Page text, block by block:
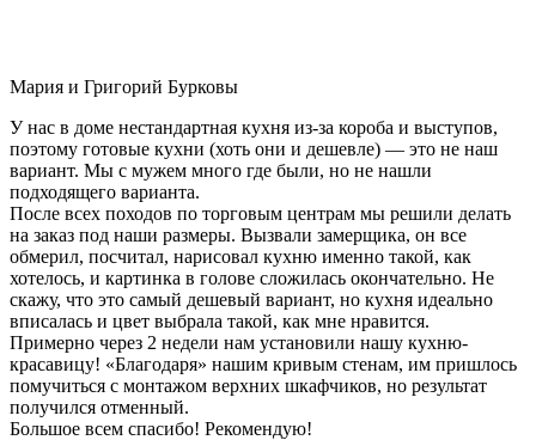
Мария и Григорий Бурковы
У нас в доме нестандартная кухня из-за короба и выступов,
поэтому готовые кухни (хоть они и дешевле) — это не наш
вариант. Мы с мужем много где были, но не нашли
подходящего варианта.
После всех походов по торговым центрам мы решили делать
на заказ под наши размеры. Вызвали замерщика, он все
обмерил, посчитал, нарисовал кухню именно такой, как
хотелось, и картинка в голове сложилась окончательно. Не
скажу, что это самый дешевый вариант, но кухня идеально
вписалась и цвет выбрала такой, как мне нравится.
Примерно через 2 недели нам установили нашу кухню-
красавицу! «Благодаря» нашим кривым стенам, им пришлось
помучиться с монтажом верхних шкафчиков, но результат
получился отменный.
Большое всем спасибо! Рекомендую!